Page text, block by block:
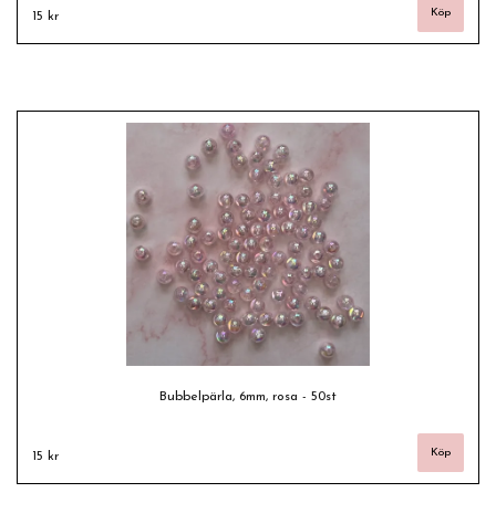
15 kr
Bubbelpärla, 6mm, rosa - 50st
15 kr